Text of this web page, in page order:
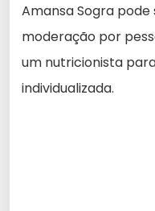
Amansa Sogra
moderação por
um nutricionista
individualizada.